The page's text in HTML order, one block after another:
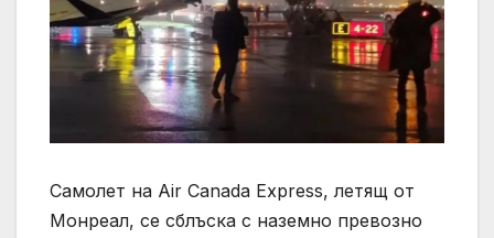
Самолет на Air Canada Express, летящ от
Монреал, се сблъска с наземно превозно